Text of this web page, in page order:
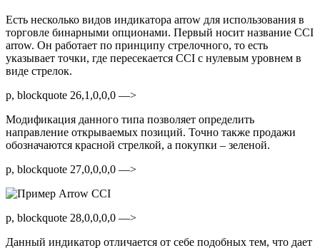
Есть несколько видов индикатора arrow для использования в
торговле бинарными опционами. Первый носит название CCI
arrow. Он работает по принципу стрелочного, то есть
указывает точки, где пересекается CCI с нулевым уровнем в
виде стрелок.
p, blockquote 26,1,0,0,0 —>
Модификация данного типа позволяет определить
направление открываемых позиций. Точно также продажи
обозначаются красной стрелкой, а покупки – зеленой.
p, blockquote 27,0,0,0,0 —>
p, blockquote 28,0,0,0,0 —>
Данный индикатор отличается от себе подобных тем, что дает